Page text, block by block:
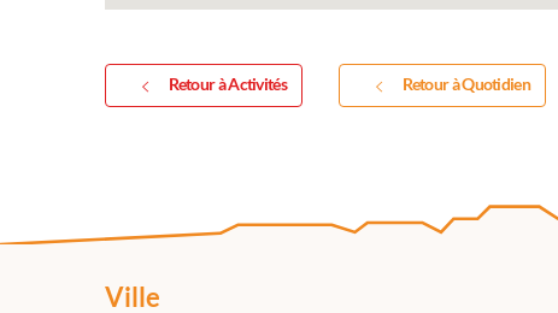
Retour à Activités Retour à Quotidien
Ville